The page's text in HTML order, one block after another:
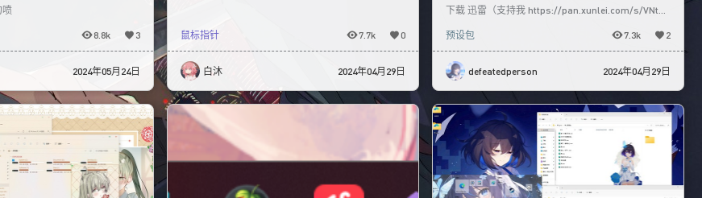
喷
8.8k 3
2024年05月24日
鼠标指针 7.7k 0
白沐 2024年04月29日
下载 迅雷（支持我 https://pan.xunlei.com/s/VNt_F
预设包
7.3k 2
defeatedperson 2024年04月29日